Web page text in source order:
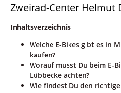
Zweirad-Center Helmut
Inhaltsverzeichnis
Welche E-Bikes gibt es in
kaufen?
Worauf musst Du beim E-
Lübbecke achten?
Wie findest Du den